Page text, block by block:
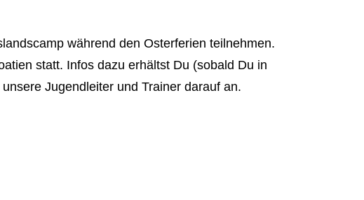
während den Osterferien teilnehmen.
statt. Infos dazu erhältst Du (sobald Du in
Jugendleiter und Trainer darauf an.